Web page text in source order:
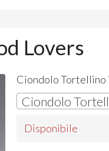
Lovers
Ciondolo Tortellino
Disponibile